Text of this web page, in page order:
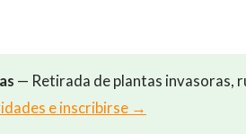
— Retirada de plantas invasoras,
e inscribirse →